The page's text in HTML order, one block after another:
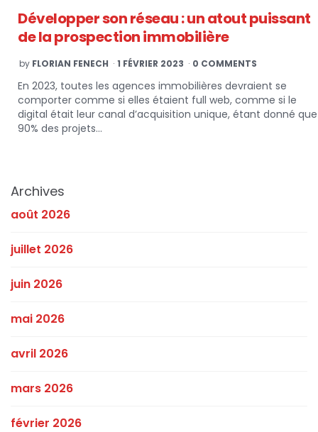
Développer son réseau : un atout puissant
de la prospection immobilière
POSTED
BY
by FLORIAN FENECH 1 FÉVRIER 2023 0 COMMENTS
En 2023, toutes les agences immobilières devraient se
comporter comme si elles étaient full web, comme si le
digital était leur canal d’acquisition unique, étant donné que
90% des projets…
Archives
août 2026
juillet 2026
juin 2026
mai 2026
avril 2026
mars 2026
février 2026